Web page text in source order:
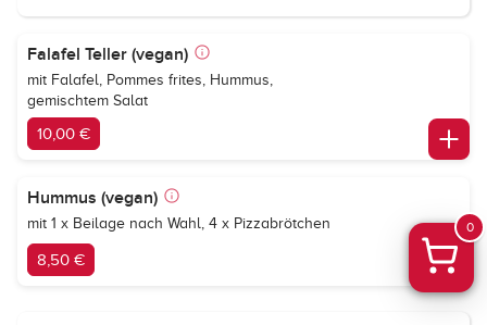
Falafel Teller (vegan)
mit Falafel, Pommes frites, Hummus,
gemischtem Salat
10,00 €
Hummus (vegan)
mit 1 x Beilage nach Wahl, 4 x Pizzabrötchen
8,50 €
0